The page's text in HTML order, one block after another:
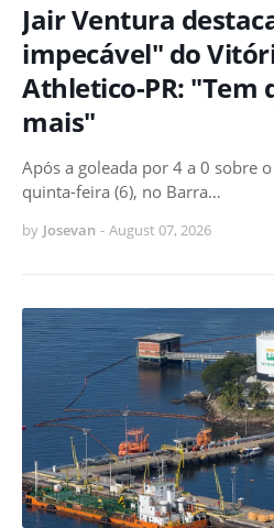
Jair Ventura
impecável" do
Athletico-PR: "Tem
mais"
Após a goleada por 4 a 0 sobre
quinta-feira (6), no Barra…
by Josevan - August 07, 2026